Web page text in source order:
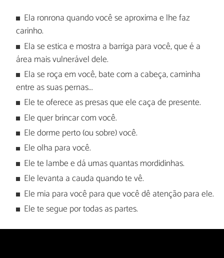
Ela ronrona quando você se aproxima e lhe faz
carinho.
Ela se estica e mostra a barriga para você, que é a
área mais vulnerável dele.
Ela se roça em você, bate com a cabeça, caminha
entre as suas pernas...
Ele te oferece as presas que ele caça de presente.
Ele quer brincar com você.
Ele dorme perto (ou sobre) você.
Ele olha para você.
Ele te lambe e dá umas quantas mordidinhas.
Ele levanta a cauda quando te vê.
Ele mia para você para que você dê atenção para ele.
Ele te segue por todas as partes.